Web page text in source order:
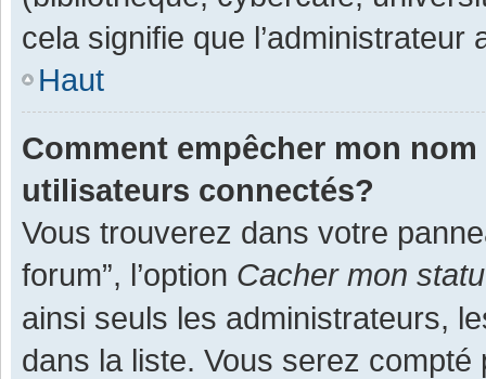
cela signifie que
Haut
Comment empêcher mon
utilisateurs connectés?
Vous trouverez dans votre
forum”, l’option Cacher mon
ainsi seuls les administrateurs,
dans la liste. Vous serez